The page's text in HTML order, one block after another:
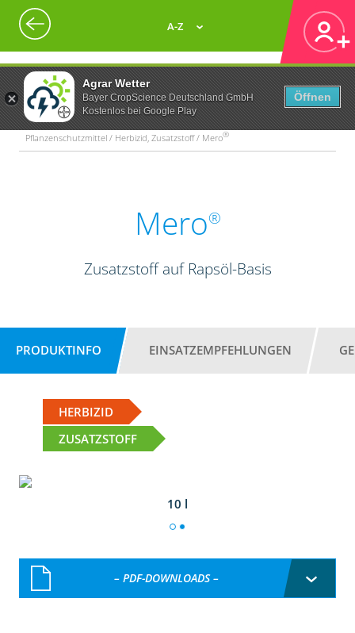
Agrar Wetter
Bayer CropScience Deutschland GmbH
Kostenlos bei Google Play
Öffnen
A-Z
Pflanzenschutzmittel / Herbizid, Zusatzstoff / Mero®
Mero®
Zusatzstoff auf Rapsöl-Basis
PRODUKTINFO EINSATZEMPFEHLUNGEN
HERBIZID
ZUSATZSTOFF
10 l
– PDF-DOWNLOADS –